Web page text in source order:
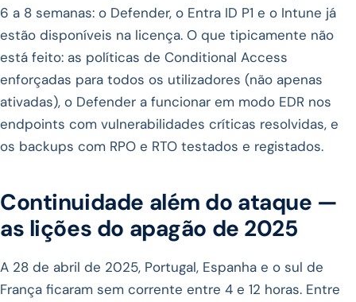
6 a 8 semanas: o Defender, o Entra ID P1 e o Intune já
estão disponíveis na licença. O que tipicamente não
está feito: as políticas de Conditional Access
enforçadas para todos os utilizadores (não apenas
ativadas), o Defender a funcionar em modo EDR nos
endpoints com vulnerabilidades críticas resolvidas, e
os backups com RPO e RTO testados e registados.
Continuidade além do ataque —
as lições do apagão de 2025
A 28 de abril de 2025, Portugal, Espanha e o sul de
França ficaram sem corrente entre 4 e 12 horas. Entre